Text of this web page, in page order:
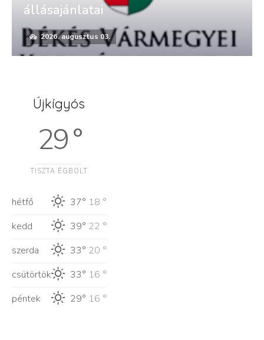
állásajánlatai
2026. augusztus 03.
Újkígyós
29 °
TISZTA ÉGBOLT
hétfő 37° 18 °
kedd
39° 22 °
szerda
33° 20 °
csütörtök
33° 16 °
péntek
29° 16 °